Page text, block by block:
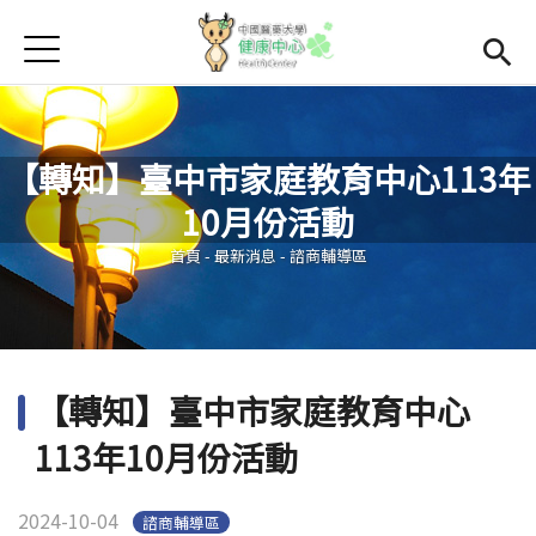
首頁
Open
學務處首頁(link is external)
Open submenu (關於我們)
關於我們
Open submenu (諮商輔導區)
諮商輔導區
Open submenu (資源教室)
資源教室
Open submenu (衛生保健區)
衛生保健區
生命教育
Jump to Navigation
Jump to Main content
【轉知】臺中市家庭教育中心113年
10月份活動
您在這裡
首頁- 最新消息 - 諮商輔導區
【轉知】臺中市家庭教育中心
113年10月份活動
2024-10-04 諮商輔導區